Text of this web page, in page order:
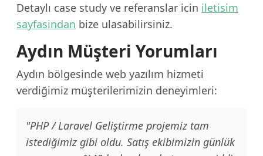
Detaylı case study ve referanslar icin iletisim
sayfasindan bize ulasabilirsiniz.
Aydın Müşteri Yorumları
Aydın bölgesinde web yazılım hizmeti
verdiğimiz müşterilerimizin deneyimleri:
"PHP / Laravel Geliştirme projemiz tam
istediğimiz gibi oldu. Satış ekibimizin günlük